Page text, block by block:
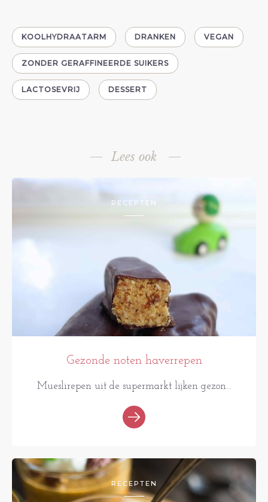
KOOLHYDRAATARM DRANKEN VEGAN
ZONDER GERAFFINEERDE SUIKERS
LACTOSEVRIJ DESSERT
Lees ook
RECEPTEN
Gezonde noten haverrepen
Mueslirepen uit de supermarkt lijken gezon...
RECEPTEN